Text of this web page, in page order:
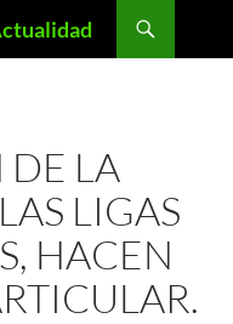
LA
LIGAS
HACEN